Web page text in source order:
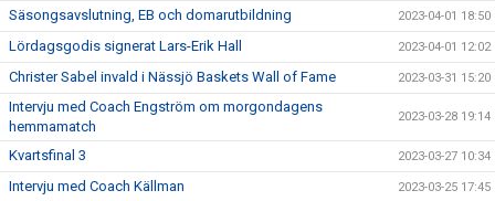
Säsongsavslutning, EB och domarutbildning 2023-04-01 18:50
Lördagsgodis signerat Lars-Erik Hall 2023-04-01 12:02
Christer Sabel invald i Nässjö Baskets Wall of Fame 2023-03-31 15:20
Intervju med Coach Engström om morgondagens
hemmamatch
2023-03-28 19:14
Kvartsfinal 3 2023-03-27 10:34
Intervju med Coach Källman 2023-03-25 17:45